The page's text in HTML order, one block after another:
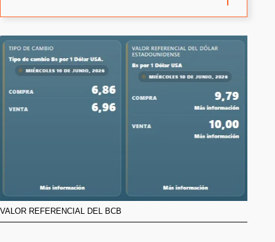
VALOR REFERENCIAL DEL BCB